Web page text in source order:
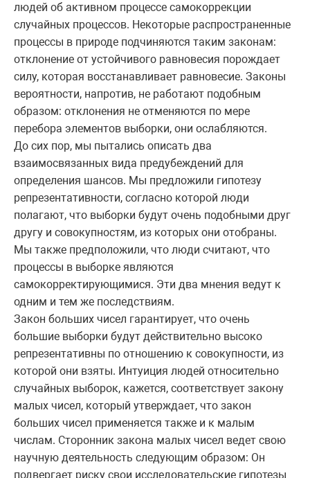
людей об активном процессе самокоррекции
случайных процессов. Некоторые распространенные
процессы в природе подчиняются таким законам:
отклонение от устойчивого равновесия порождает
силу, которая восстанавливает равновесие. Законы
вероятности, напротив, не работают подобным
образом: отклонения не отменяются по мере
перебора элементов выборки, они ослабляются.
До сих пор, мы пытались описать два
взаимосвязанных вида предубеждений для
определения шансов. Мы предложили гипотезу
репрезентативности, согласно которой люди
полагают, что выборки будут очень подобными друг
другу и совокупностям, из которых они отобраны.
Мы также предположили, что люди считают, что
процессы в выборке являются
самокорректирующимися. Эти два мнения ведут к
одним и тем же последствиям.
Закон больших чисел гарантирует, что очень
большие выборки будут действительно высоко
репрезентативны по отношению к совокупности, из
которой они взяты. Интуиция людей относительно
случайных выборок, кажется, соответствует закону
малых чисел, который утверждает, что закон
больших чисел применяется также и к малым
числам. Сторонник закона малых чисел ведет свою
научную деятельность следующим образом: Он
подвергает риску свои исследовательские гипотезы